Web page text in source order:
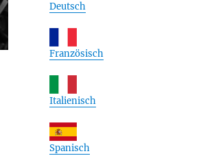
Deutsch
Französisch
Italienisch
Spanisch